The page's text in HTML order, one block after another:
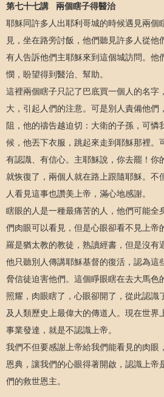
第七十七講 兩個瞎子得醫治
耶穌同許多人出耶利哥城的時候遇見兩個
見，坐在路旁討飯，他們聽見許多人從他
有人告訴他們主耶穌來到這個城訪問。他
憫，盼望得到醫治、幫助。
這裡兩個瞎子只記了巴底買一個人的名字
大，引起人們的注意。可是別人責備他們
阻，他的禱告越迫切：大衛的子孫，可憐
候，他丟下衣服，跳起來走到耶穌那裡。
有認識、有信心。主耶穌說，你去罷！你
就恢復了，兩個人就在路上跟隨耶穌。不
人看見這事也讚美上帝，滿心地感謝。
瞎眼的人是一種最痛苦的人，他們可能全
們肉眼可以看見，但是心眼卻看不見上帝
羅是猶太教的教徒，熟讀經書，但是沒有
他只聽別人傳講耶穌基督的復活，認為這
脅信徒迫害他們。這個睜眼瞎在去大馬色
照耀，肉眼瞎了，心眼卻開了，從此認識
及人類歷史上最偉大的傳道人。現在世界
事業發達，就是不認識上帝。
我們不但要感謝上帝給我們能看見的肉眼
恩典，讓我們的心眼得著開啟，認識上帝
們的救世恩主。